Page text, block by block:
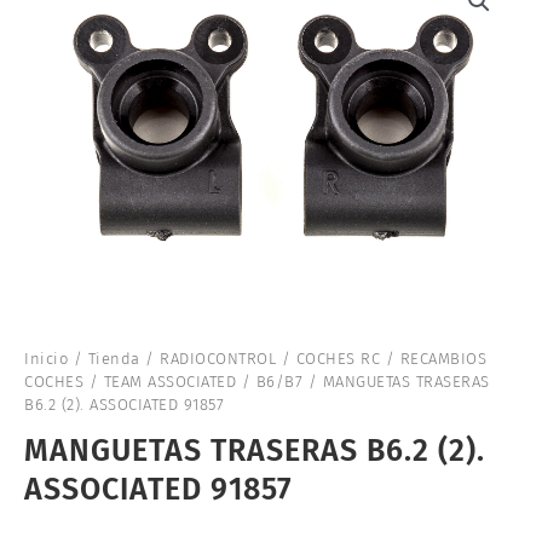
Inicio / Tienda / RADIOCONTROL / COCHES RC / RECAMBIOS
COCHES / TEAM ASSOCIATED / B6/B7 / MANGUETAS TRASERAS
B6.2 (2). ASSOCIATED 91857
MANGUETAS TRASERAS B6.2 (2).
ASSOCIATED 91857